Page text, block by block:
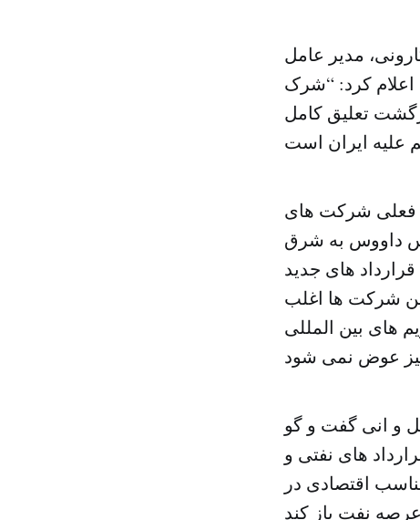
مدیر عامل
اعلام کرد: “شرک
تعلیق کامل
فعلی شرکت های
داووس به شرق
های جدید
شرکت ها اغلب
های بین المللی
و انی گفت ‌و گو
های نفتی و
اقتصادی در